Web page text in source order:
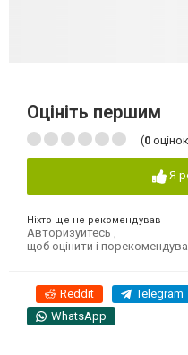
Оцініть першим
(0
Я
Ніхто ще не рекомендував
Авторизуйтесь
щоб оцінити і
Reddit Telegram
WhatsApp